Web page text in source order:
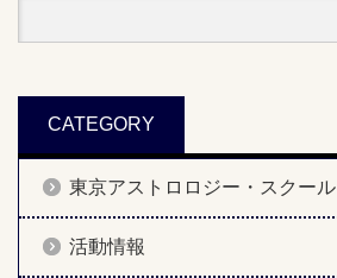
CATEGORY
東京アストロロジー・スクール
活動情報